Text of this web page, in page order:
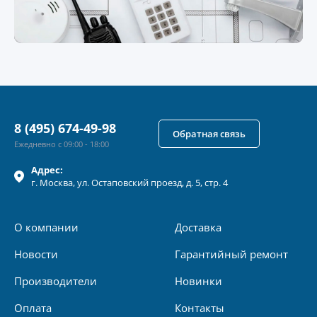
Адрес:
г. Москва, ул.Остаповский проезд, д. 5, стр. 4
О компании
Новости
Производители
Оплата
Доставка
Гарантийный ремонт
Новинки
Контакты
8 (495) 674-49-98
Ежедневно с 09:00 - 18:00
Обратная связь